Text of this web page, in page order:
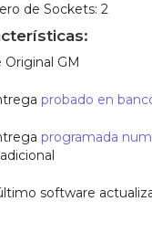
de Sockets: 2
Original GM
probado en
programada
software